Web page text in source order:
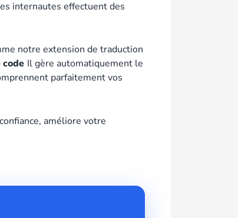
internautes effectuent des
notre extension de traduction
code Il gère automatiquement le
parfaitement vos
améliore votre